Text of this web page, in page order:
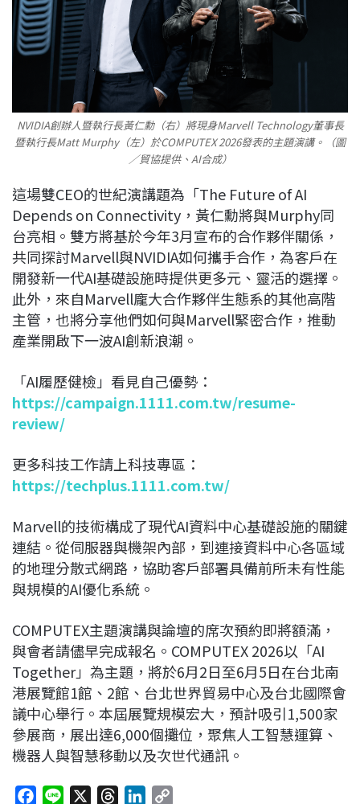
NVIDIA創辦人暨執行長黃仁勳（右）將現身Marvell Technology董事長
暨執行長Matt Murphy（左）於COMPUTEX 2026發表的主題演講。（圖
／貿協提供、AI合成）
這場雙CEO的世紀演講題為「The Future of AI
Depends on Connectivity，黃仁勳將與Murphy同
台亮相。雙方將基於今年3月宣布的合作夥伴關係，
共同探討Marvell與NVIDIA如何攜手合作，為客戶在
開發新一代AI基礎設施時提供更多元、靈活的選擇。
此外，來自Marvell龐大合作夥伴生態系的其他高階
主管，也將分享他們如何與Marvell緊密合作，推動
產業開啟下一波AI創新浪潮。
「AI履歷健檢」看見自己優勢：
https://campaign.1111.com.tw/resume-
review/
更多科技工作請上科技專區：
https://techplus.1111.com.tw/
Marvell的技術構成了現代AI資料中心基礎設施的關鍵
連結。從伺服器與機架內部，到連接資料中心各區域
的地理分散式網路，協助客戶部署具備前所未有性能
與規模的AI優化系統。
COMPUTEX主題演講與論壇的席次預約即將額滿，
與會者請儘早完成報名。COMPUTEX 2026以「AI
Together」為主題，將於6月2日至6月5日在台北南
港展覽館1館、2館、台北世界貿易中心及台北國際會
議中心舉行。本屆展覽規模宏大，預計吸引1,500家
參展商，展出達6,000個攤位，聚焦人工智慧運算、
機器人與智慧移動以及次世代通訊。